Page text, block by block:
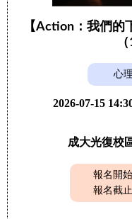
【Action：我們的
心
2026-07-15
成大光復校
報名開
報名截